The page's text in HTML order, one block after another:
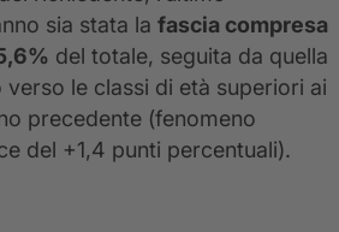
sia stata la fascia compresa
del totale, seguita da quella
le classi di età superiori ai
precedente (fenomeno
del +1,4 punti percentuali).